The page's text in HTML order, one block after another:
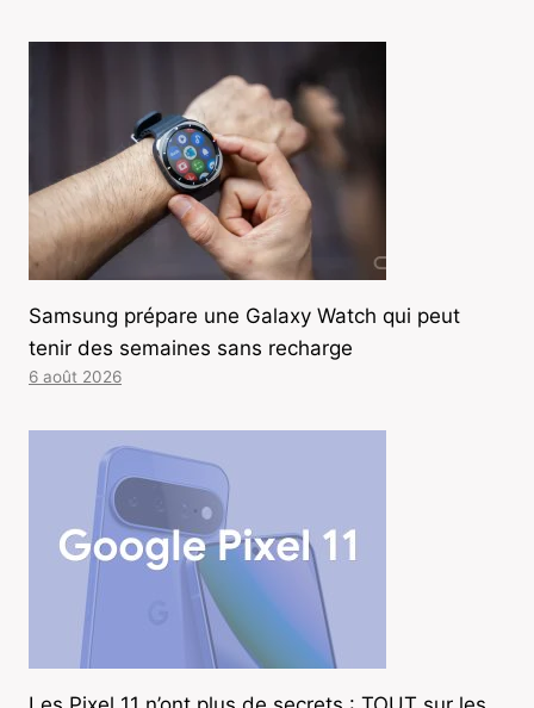
Samsung prépare une Galaxy Watch qui peut
tenir des semaines sans recharge
6 août 2026